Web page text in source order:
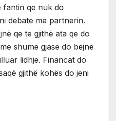
fantin qe nuk do
debate me partnerin.
qe te gjithë ata qe do
shume gjase do bëjnë
lidhje. Financat do
gjithë kohës do jeni